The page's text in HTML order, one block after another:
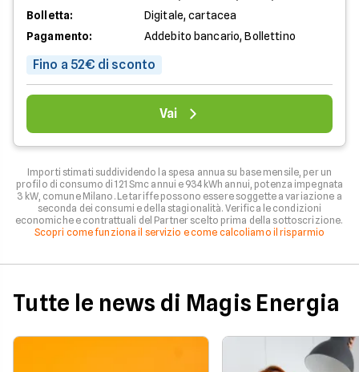
Bolletta:
Digitale, cartacea
Pagamento:
Addebito bancario, Bollettino
Fino a 52€ di sconto
Vai
Importi stimati suddividendo la spesa annua su base mensile, per un
profilo di consumo di 121 Smc annui e 934 kWh annui, potenza impegnata
3 kW, comune Milano. Le tariffe possono essere soggette a variazione a
seconda dei consumi e della stagionalità. Verifica le condizioni
economiche e contrattuali del Partner scelto prima della sottoscrizione.
Scopri come funziona il servizio e come calcoliamo il risparmio
Tutte le news di Magis Energia